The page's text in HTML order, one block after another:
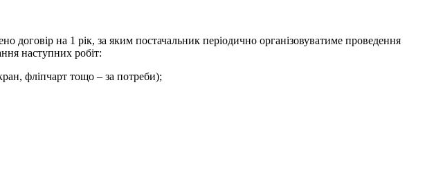
договір на 1 рік, за яким постачальник періодично організовуватиме проведення
наступних робіт:
фліпчарт тощо – за потреби);